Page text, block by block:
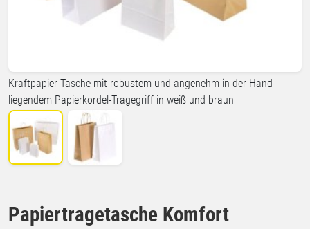
Papiertragetasche Komfort
Kraftpapier-Tasche mit robustem und angenehm in der Hand
liegendem Papierkordel-Tragegriff in weiß und braun